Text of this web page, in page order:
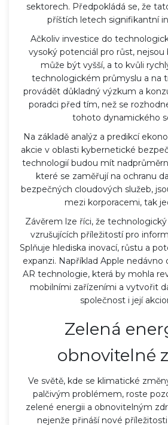
sektorech. Předpokládá se, že
příštích letech signifikantní
Ačkoliv investice do
vysoký potenciál pro růst, nejsou
může být vyšší, a to kvůli
technologickém průmyslu a na
provádět důkladný výzkum a
poradci před tím, než se
tohoto dynamického
Na základě analýz a predikcí
akcie v oblasti kybernetické
technologií budou mít
které se zaměřují na ochranu
bezpečných cloudových služeb,
mezi korporacemi, tak
Závěrem lze říci, že
vzrušujících příležitostí pro
Splňuje hlediska inovací, růstu a
expanzi. Například Apple nedávno
AR technologie, která by mohla
mobilními zařízeními a vytvořit
společnost i její
Zelená
obnovitelné
Ve světě, kde se klimatické
palčivým problémem, roste
zelené energii a obnovitelným
nejenže přináší nové